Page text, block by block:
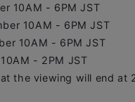
10AM - 6PM JST
10AM - 6PM JST
10AM - 6PM JST
- 2PM JST
the viewing will end at